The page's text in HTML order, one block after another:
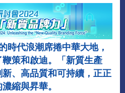
時代浪潮席捲中華大地，
策和啟迪。「新質生產
、高品質和可持續，正正
縮與昇華。